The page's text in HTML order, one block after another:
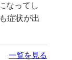
なってし
症状が出
一覧を見る